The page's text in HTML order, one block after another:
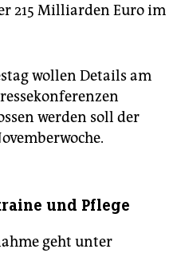
215 Milliarden Euro im
wollen Details am
werden soll der
und Pflege
geht unter